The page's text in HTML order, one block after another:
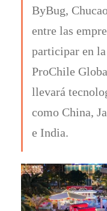
ByBug,
entre las
participar en
ProChile
llevará
como China,
e India.